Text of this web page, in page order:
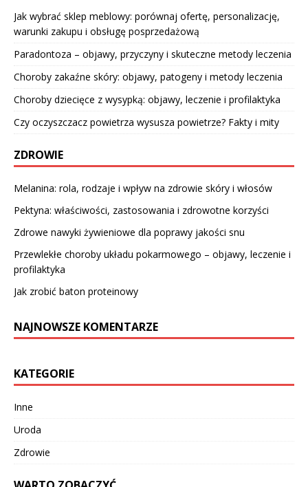
Jak wybrać sklep meblowy: porównaj ofertę, personalizację,
warunki zakupu i obsługę posprzedażową
Paradontoza – objawy, przyczyny i skuteczne metody leczenia
Choroby zakaźne skóry: objawy, patogeny i metody leczenia
Choroby dziecięce z wysypką: objawy, leczenie i profilaktyka
Czy oczyszczacz powietrza wysusza powietrze? Fakty i mity
ZDROWIE
Melanina: rola, rodzaje i wpływ na zdrowie skóry i włosów
Pektyna: właściwości, zastosowania i zdrowotne korzyści
Zdrowe nawyki żywieniowe dla poprawy jakości snu
Przewlekłe choroby układu pokarmowego – objawy, leczenie i
profilaktyka
Jak zrobić baton proteinowy
NAJNOWSZE KOMENTARZE
KATEGORIE
Inne
Uroda
Zdrowie